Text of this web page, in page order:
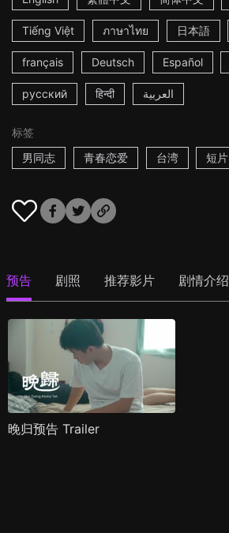
Tiếng Việt ภาษาไทย 日本語
français Deutsch Español
русский हिन्दी العربية
标签
男同志
青春恋爱 台湾 短片
预告 剧照 推荐影片 剧情介绍
晚归预告 Trailer